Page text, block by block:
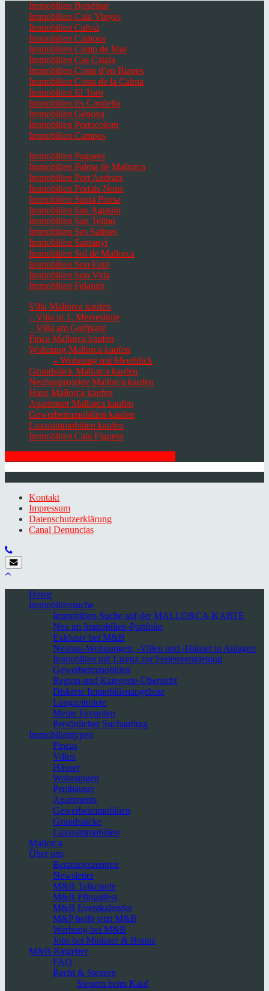
Immobilien Bendinat
Immobilien Cala Vinyes
Immobilien Calvià
Immobilien Campos
Immobilien Camp de Mar
Immobilien Cas Catala
Immobilien Costa d’en Blanes
Immobilien Costa de la Calma
Immobilien El Toro
Immobilien Es Capdella
Immobilien Génova
Immobilien Portocolom
Immobilien Campos
Immobilien Paguera
Immobilien Palma de Mallorca
Immobilien Port Andratx
Immobilien Portals Nous
Immobilien Santa Ponsa
Immobilien San Agustin
Immobilien San Telmo
Immobilien Ses Salines
Immobilien Santanyi
Immobilien Sol de Mallorca
Immobilien Son Font
Immobilien Son Vida
Immobilien Felanitx
Villa Mallorca kaufen
– Villa in 1. Meereslinie
– Villa am Golfplatz
Finca Mallorca kaufen
Wohnung Mallorca kaufen
– Wohnung mit Meerblick
Grundstück Mallorca kaufen
Neubauprojekte Mallorca kaufen
Haus Mallorca kaufen
Apartment Mallorca kaufen
Gewerbeimmobilien kaufen
Luxusimmobilien kaufen
Immobilien Cala Figuera
Kontakt
Impressum
Datenschutzerklärung
Canal Denuncias
Home
Immobiliensuche
Immobilien-Suche auf der MALLORCA-KARTE
Neu im Immobilien-Portfolio
Exklusiv bei M&B
Neubau-Wohnungen, -Villen und -Häuser in Anlagen
Immobilien mit Lizenz zur Ferienvermietung
Gewerbeimmobilien
Region-und Kategorie-Übersicht
Diskrete Immobilienangebote
Langzeitmiete
Meine Favoriten
Persönlicher Suchauftrag
Immobilientypen
Fincas
Villen
Häuser
Wohnungen
Penthäuser
Apartments
Gewerbeimmobilien
Grundstücke
Luxusimmobilien
Mallorca
Über uns
Beratungszentren
Newsletter
M&B Talkrunde
M&B Pfingstfest
M&B Eventkalender
M&P heißt jetzt M&B
Werbung bei M&B
Jobs bei Minkner & Bonitz
M&B Ratgeber
FAQ
Recht & Steuern
Steuern beim Kauf